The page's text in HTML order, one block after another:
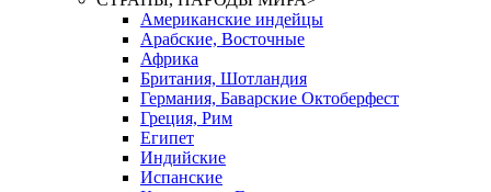
Американские индейцы
Арабские, Восточные
Африка
Британия, Шотландия
Германия, Баварские Октоберфест
Греция, Рим
Египет
Индийские
Испанские